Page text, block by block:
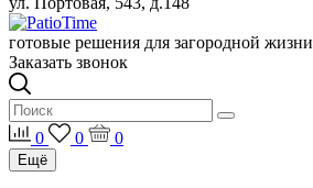
готовые решения для загородной жизни
Заказать звонок
0 0 0
Ещё